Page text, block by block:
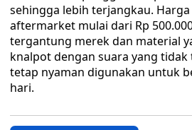
sehingga lebih terjangkau.
aftermarket mulai dari Rp
tergantung merek dan material
knalpot dengan suara yang
tetap nyaman digunakan untuk
hari.